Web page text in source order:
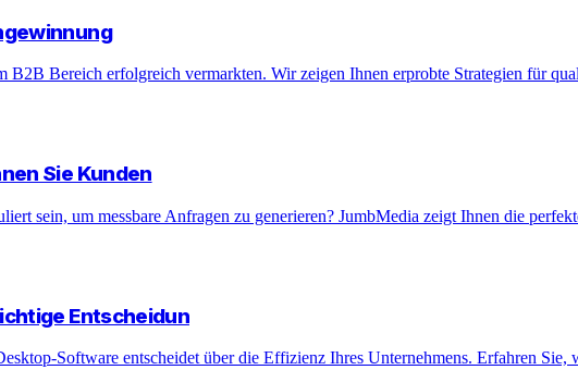
Bereich erfolgreich vermarkten. Wir zeigen Ihnen erprobte Strategien für
Sie Kunden
sein, um messbare Anfragen zu generieren? JumbMedia zeigt Ihnen die
Entscheidun
Software entscheidet über die Effizienz Ihres Unternehmens. Erfahren Sie,